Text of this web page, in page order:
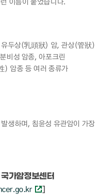
두상(乳頭狀) 암, 관상(管狀)
비성 암종, 아포크린
암종 등 여러 종류가
생하며, 침윤성 유관암이 가장
국가암정보센터
]